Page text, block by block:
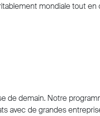
mondiale tout
de demain. Notre
avec de grandes